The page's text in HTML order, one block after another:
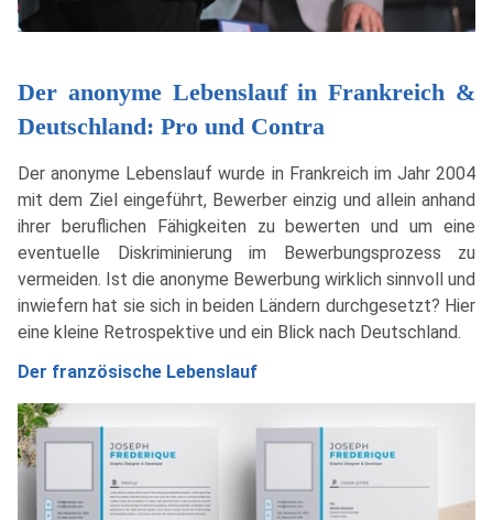
Der anonyme Lebenslauf in Frankreich &
Deutschland: Pro und Contra
Der anonyme Lebenslauf wurde in Frankreich im Jahr 2004
mit dem Ziel eingeführt, Bewerber einzig und allein anhand
ihrer beruflichen Fähigkeiten zu bewerten und um eine
eventuelle Diskriminierung im Bewerbungsprozess zu
vermeiden. Ist die anonyme Bewerbung wirklich sinnvoll und
inwiefern hat sie sich in beiden Ländern durchgesetzt? Hier
eine kleine Retrospektive und ein Blick nach Deutschland.
Der französische Lebenslauf